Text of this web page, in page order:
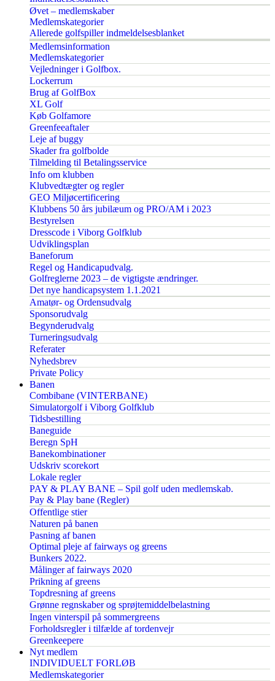
Øvet – medlemskaber
Medlemskategorier
Allerede golfspiller indmeldelsesblanket
Medlemsinformation
Medlemskategorier
Vejledninger i Golfbox.
Lockerrum
Brug af GolfBox
XL Golf
Køb Golfamore
Greenfeeaftaler
Leje af buggy
Skader fra golfbolde
Tilmelding til Betalingsservice
Info om klubben
Klubvedtægter og regler
GEO Miljøcertificering
Klubbens 50 års jubilæum og PRO/AM i 2023
Bestyrelsen
Dresscode i Viborg Golfklub
Udviklingsplan
Baneforum
Regel og Handicapudvalg.
Golfreglerne 2023 – de vigtigste ændringer.
Det nye handicapsystem 1.1.2021
Amatør- og Ordensudvalg
Sponsorudvalg
Begynderudvalg
Turneringsudvalg
Referater
Nyhedsbrev
Private Policy
Banen
Combibane (VINTERBANE)
Simulatorgolf i Viborg Golfklub
Tidsbestilling
Baneguide
Beregn SpH
Banekombinationer
Udskriv scorekort
Lokale regler
PAY & PLAY BANE – Spil golf uden medlemskab.
Pay & Play bane (Regler)
Offentlige stier
Naturen på banen
Pasning af banen
Optimal pleje af fairways og greens
Bunkers 2022.
Målinger af fairways 2020
Prikning af greens
Topdresning af greens
Grønne regnskaber og sprøjtemiddelbelastning
Ingen vinterspil på sommergreens
Forholdsregler i tilfælde af tordenvejr
Greenkeepere
Nyt medlem
INDIVIDUELT FORLØB
Medlemskategorier